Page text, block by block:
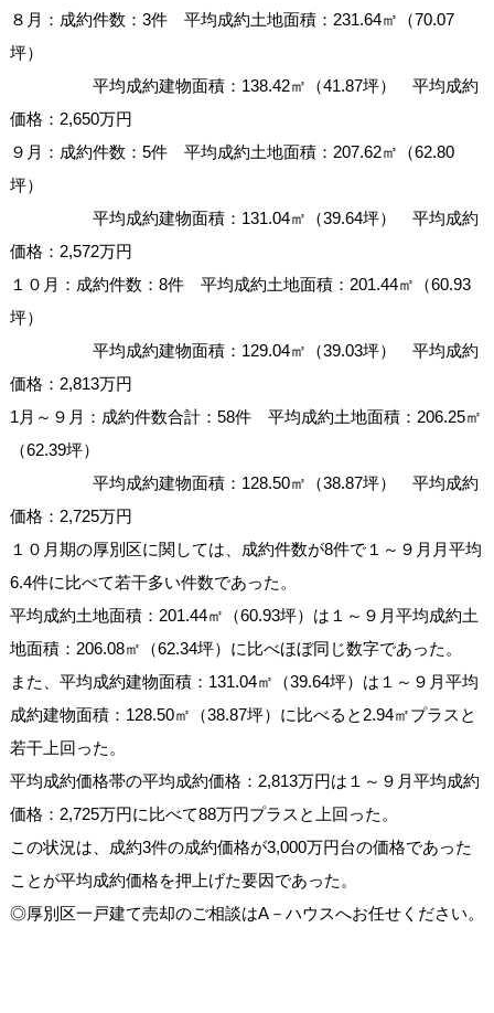
８月：成約件数：3件 平均成約土地面積：231.64㎡（70.07
坪）
平均成約建物面積：138.42㎡（41.87坪） 平均成約
価格：2,650万円
９月：成約件数：5件 平均成約土地面積：207.62㎡（62.80
坪）
平均成約建物面積：131.04㎡（39.64坪） 平均成約
価格：2,572万円
１０月：成約件数：8件 平均成約土地面積：201.44㎡（60.93
坪）
平均成約建物面積：129.04㎡（39.03坪） 平均成約
価格：2,813万円
1月～９月：成約件数合計：58件 平均成約土地面積：206.25㎡
（62.39坪）
平均成約建物面積：128.50㎡（38.87坪） 平均成約
価格：2,725万円
１０月期の厚別区に関しては、成約件数が8件で１～９月月平均
6.4件に比べて若干多い件数であった。
平均成約土地面積： 201.44㎡（60.93坪） は１～９月平均成約土
地面積：206.08㎡（62.34坪）に比べほぼ同じ数字であった。
また、平均成約建物面積： 131.04㎡（39.64坪） は１～９月平均
成約建物面積：128.50㎡（38.87坪）に比べると2.94㎡プラスと
若干上回った。
平均成約価格帯の平均成約価格： 2,813万円は１～９月平均成約
価格：2,725万円に比べて88万円プラスと上回った。
この状況は、成約3件の成約価格が3,000万円台の価格であった
ことが平均成約価格を押上げた要因であった。
◎厚別区一戸建て売却のご相談はA－ハウスへお任せください。